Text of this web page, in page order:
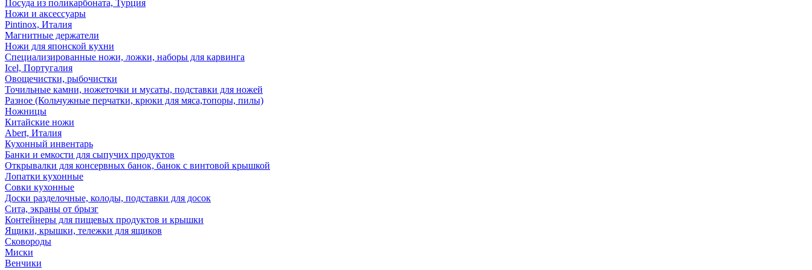
Посуда из поликарбоната, Турция
Ножи и аксессуары
Pintinox, Италия
Магнитные держатели
Ножи для японской кухни
Специализированные ножи, ложки, наборы для карвинга
Icel, Португалия
Овощечистки, рыбочистки
Точильные камни, ножеточки и мусаты, подставки для ножей
Разное (Кольчужные перчатки, крюки для мяса,топоры, пилы)
Ножницы
Китайские ножи
Abert, Италия
Кухонный инвентарь
Банки и емкости для сыпучих продуктов
Открывалки для консервных банок, банок с винтовой крышкой
Лопатки кухонные
Совки кухонные
Доски разделочные, колоды, подставки для досок
Сита, экраны от брызг
Контейнеры для пищевых продуктов и крышки
Ящики, крышки, тележки для ящиков
Сковороды
Миски
Венчики